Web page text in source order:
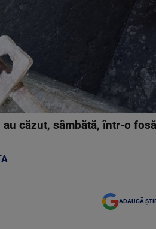
căzut, sâmbătă, într-o
ADAUGĂ